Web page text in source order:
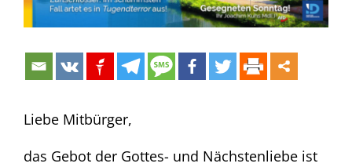
Liebe Mitbürger,
das Gebot der Gottes- und Nächstenliebe ist